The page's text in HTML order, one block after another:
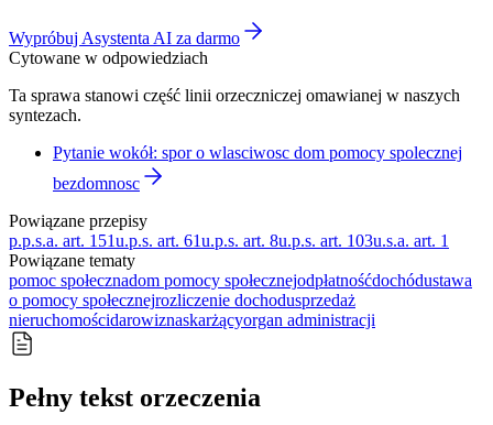
Wypróbuj Asystenta AI za darmo
Cytowane w odpowiedziach
Ta sprawa stanowi część linii orzeczniczej omawianej w naszych
syntezach.
Pytanie wokół: spor o wlasciwosc dom pomocy spolecznej
bezdomnosc
Powiązane przepisy
p.p.s.a. art. 151u.p.s. art. 61u.p.s. art. 8u.p.s. art. 103u.s.a. art. 1
Powiązane tematy
pomoc społecznadom pomocy społecznejodpłatnośćdochódustawa
o pomocy społecznejrozliczenie dochodusprzedaż
nieruchomościdarowiznaskarżącyorgan administracji
Pełny tekst orzeczenia